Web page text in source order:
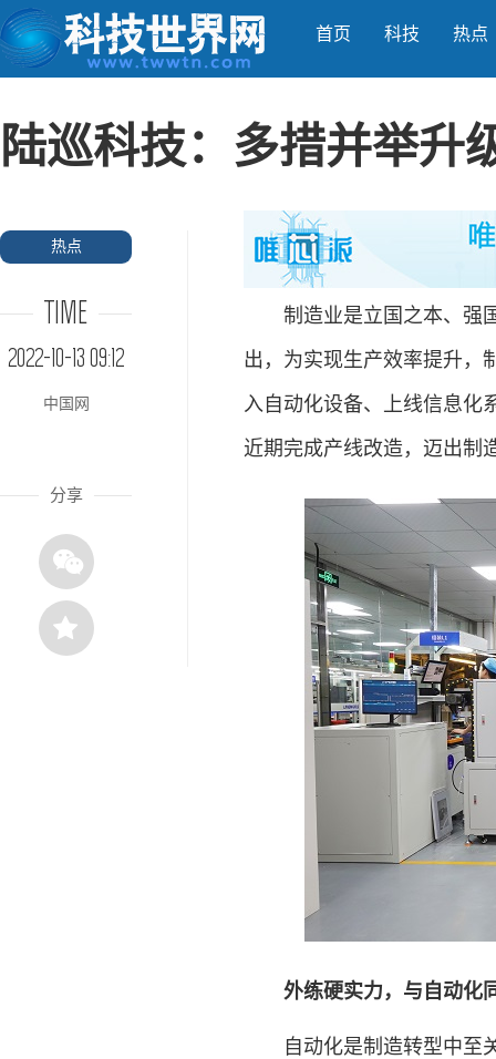
首页 科技 热点
陆巡科技：多措并举升
热点
TIME
2022-10-13 09:12
中国网
分享
制造业是立国之本、强国
出，为实现生产效率提升，
入自动化设备、上线信息化
近期完成产线改造，迈出制
外练硬实力，与自动化
自动化是制造转型中至关